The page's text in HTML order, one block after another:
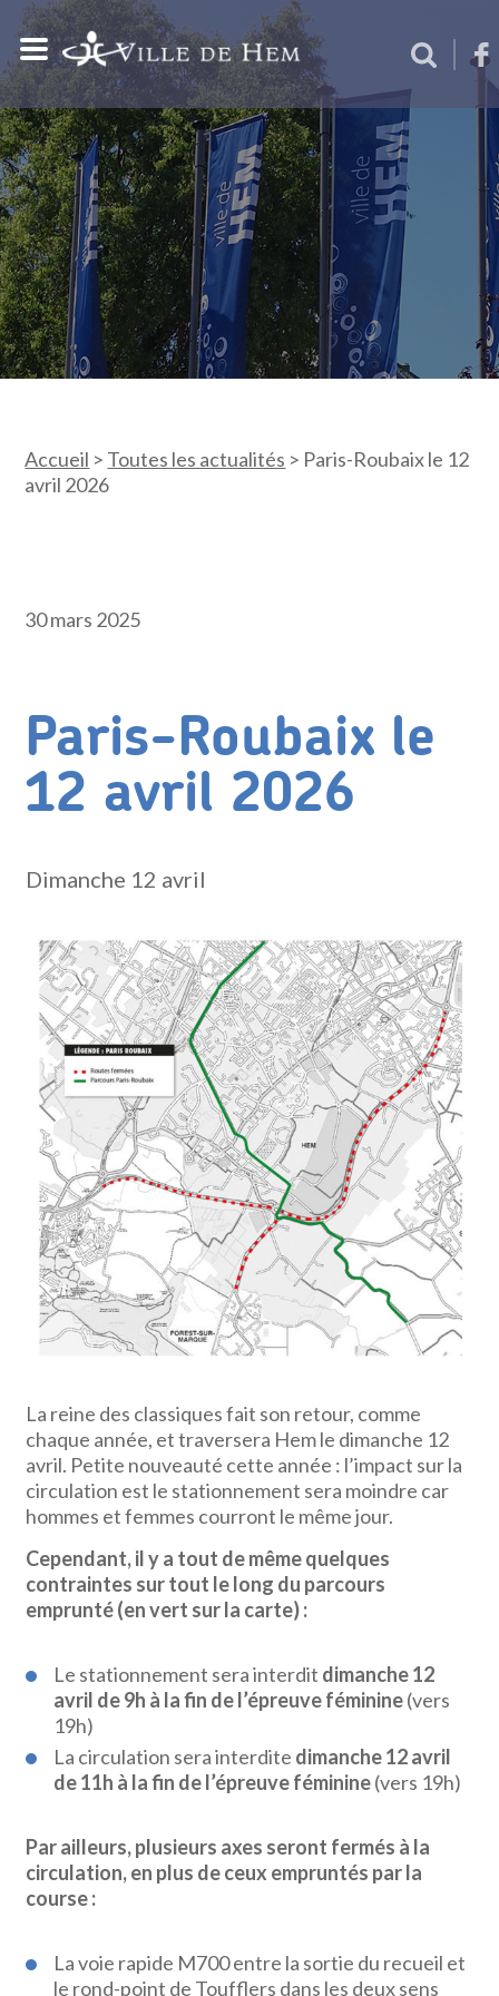
Accueil > Toutes les actualités > Paris-Roubaix le 12
avril 2026
30 mars 2025
Paris-Roubaix le
12 avril 2026
Dimanche 12 avril
La reine des classiques fait son retour, comme
chaque année, et traversera Hem le dimanche 12
avril. Petite nouveauté cette année : l’impact sur la
circulation est le stationnement sera moindre car
hommes et femmes courront le même jour.
Cependant, il y a tout de même quelques
contraintes sur tout le long du parcours
emprunté (en vert sur la carte) :
Le stationnement sera interdit dimanche 12
avril de 9h à la fin de l’épreuve féminine(vers
19h)
La circulation sera interdite dimanche 12 avril
de 11h à la fin de l’épreuve féminine(vers 19h)
Par ailleurs, plusieurs axes seront fermés à la
circulation, en plus de ceux empruntés par la
course :
La voie rapide M700 entre la sortie du recueil et
le rond-point de Toufflers dans les deux sens